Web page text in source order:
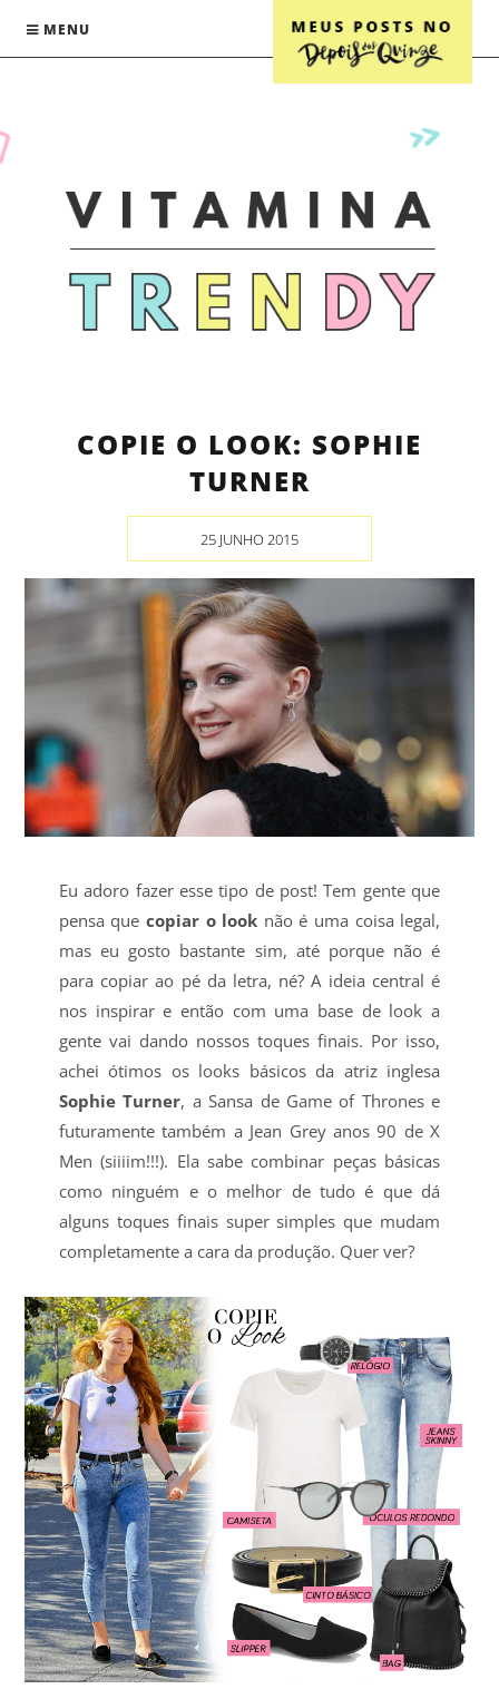
MENU
COPIE O LOOK: SOPHIE
TURNER
25 JUNHO 2015
Eu adoro fazer esse tipo de post! Tem gente que
pensa que copiar o look não é uma coisa legal,
mas eu gosto bastante sim, até porque não é
para copiar ao pé da letra, né? A ideia central é
nos inspirar e então com uma base de look a
gente vai dando nossos toques finais. Por isso,
achei ótimos os looks básicos da atriz inglesa
Sophie Turner, a Sansa de Game of Thrones e
futuramente também a Jean Grey anos 90 de X
Men (siiiim!!!). Ela sabe combinar peças básicas
como ninguém e o melhor de tudo é que dá
alguns toques finais super simples que mudam
completamente a cara da produção. Quer ver?